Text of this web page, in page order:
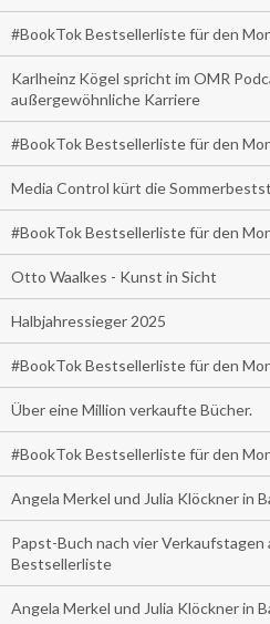
#BookTok Bestsellerliste für den
Karlheinz Kögel spricht im OMR
außergewöhnliche Karriere
#BookTok Bestsellerliste für den
Media Control kürt die
#BookTok Bestsellerliste für den
Otto Waalkes - Kunst in Sicht
Halbjahressieger 2025
#BookTok Bestsellerliste für den
Über eine Million verkaufte Bücher.
#BookTok Bestsellerliste für den
Angela Merkel und Julia Klöckner in
Papst-Buch nach vier Verkaufstagen
Bestsellerliste
Angela Merkel und Julia Klöckner in